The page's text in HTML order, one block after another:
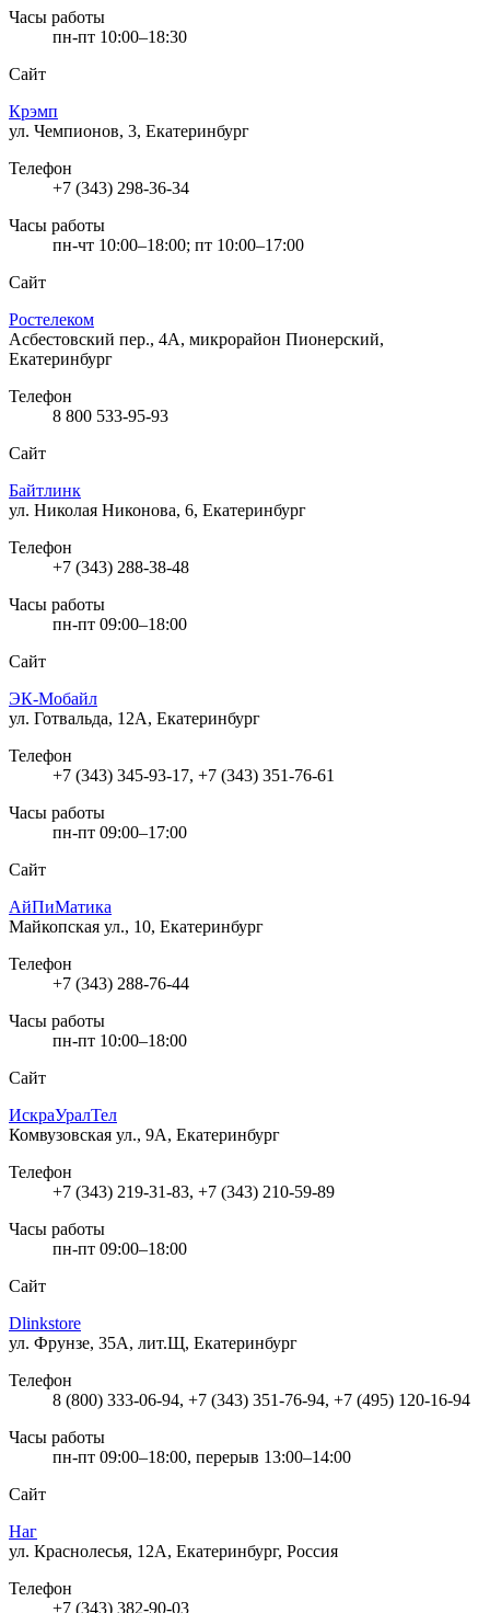
Часы работы
пн-пт 10:00–18:30
Сайт
Крэмп
ул. Чемпионов, 3, Екатеринбург
Телефон
+7 (343) 298-36-34
Часы работы
пн-чт 10:00–18:00; пт 10:00–17:00
Сайт
Ростелеком
Асбестовский пер., 4А, микрорайон Пионерский,
Екатеринбург
Телефон
8 800 533-95-93
Сайт
Байтлинк
ул. Николая Никонова, 6, Екатеринбург
Телефон
+7 (343) 288-38-48
Часы работы
пн-пт 09:00–18:00
Сайт
ЭК-Мобайл
ул. Готвальда, 12А, Екатеринбург
Телефон
+7 (343) 345-93-17, +7 (343) 351-76-61
Часы работы
пн-пт 09:00–17:00
Сайт
АйПиМатика
Майкопская ул., 10, Екатеринбург
Телефон
+7 (343) 288-76-44
Часы работы
пн-пт 10:00–18:00
Сайт
ИскраУралТел
Комвузовская ул., 9А, Екатеринбург
Телефон
+7 (343) 219-31-83, +7 (343) 210-59-89
Часы работы
пн-пт 09:00–18:00
Сайт
Dlinkstore
ул. Фрунзе, 35А, лит.Щ, Екатеринбург
Телефон
8 (800) 333-06-94, +7 (343) 351-76-94, +7 (495) 120-16-94
Часы работы
пн-пт 09:00–18:00, перерыв 13:00–14:00
Сайт
Наг
ул. Краснолесья, 12А, Екатеринбург, Россия
Телефон
+7 (343) 382-90-03